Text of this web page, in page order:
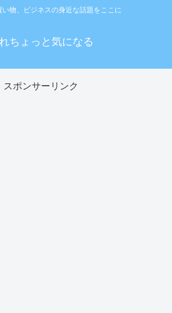
い物、ビジネスの身近な話題をここに
ちょっと気になる
スポンサーリンク